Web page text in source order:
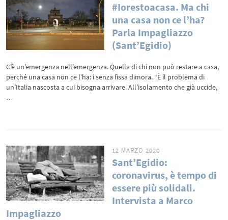
#Iorestoacasa. Ma chi
una casa non ce l’ha?
Parla Impagliazzo
(Sant’Egidio)
C’è un’emergenza nell’emergenza. Quella di chi non può restare a casa,
perché una casa non ce l’ha: i senza fissa dimora. “È il problema di
un’Italia nascosta a cui bisogna arrivare. All’isolamento che già uccide,
…
12 MARZO 2020
Sant’Egidio:
coronavirus, è tempo di
essere più solidali.
Intervista a Marco
Impagliazzo